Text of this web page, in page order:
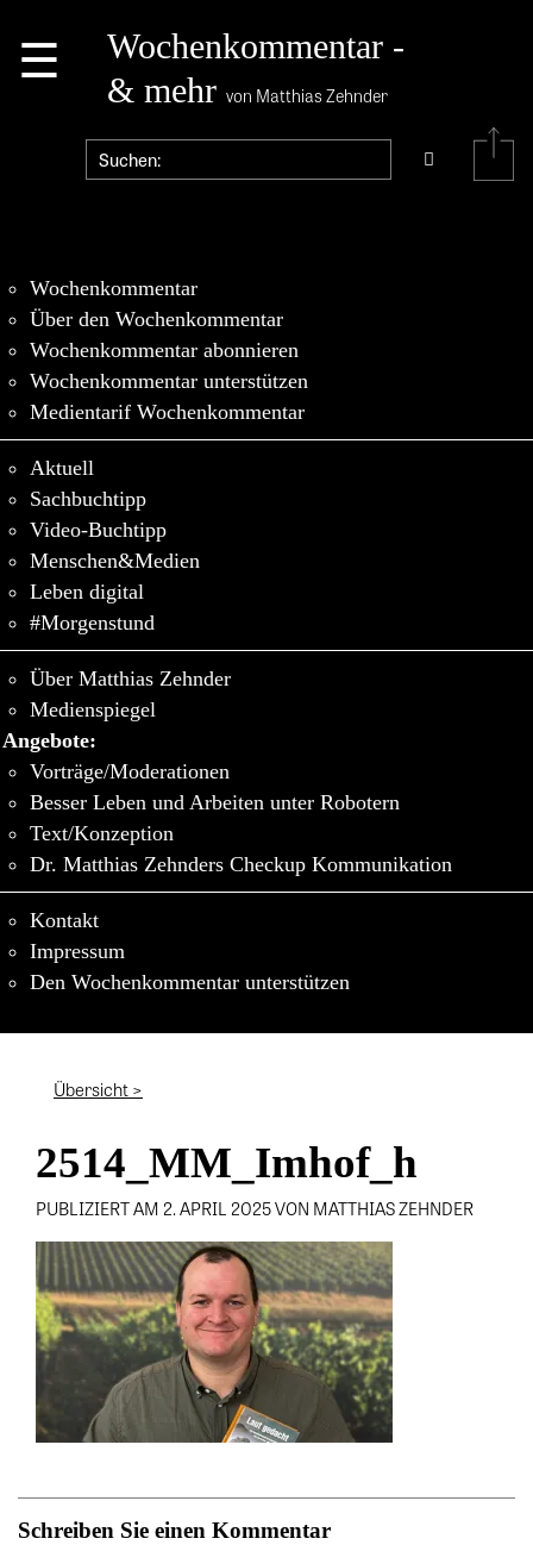
☰
Wochenkommentar -
& mehr von Matthias Zehnder
Wochenkommentar
Über den Wochenkommentar
Wochenkommentar abonnieren
Wochenkommentar unterstützen
Medientarif Wochenkommentar
Aktuell
Sachbuchtipp
Video-Buchtipp
Menschen&Medien
Leben digital
#Morgenstund
Über Matthias Zehnder
Medienspiegel
Angebote:
Vorträge/Moderationen
Besser Leben und Arbeiten unter Robotern
Text/Konzeption
Dr. Matthias Zehnders Checkup Kommunikation
Kontakt
Impressum
Den Wochenkommentar unterstützen
Übersicht >
2514_MM_Imhof_h
PUBLIZIERT AM 2. APRIL 2025 VON MATTHIAS ZEHNDER
Schreiben Sie einen Kommentar